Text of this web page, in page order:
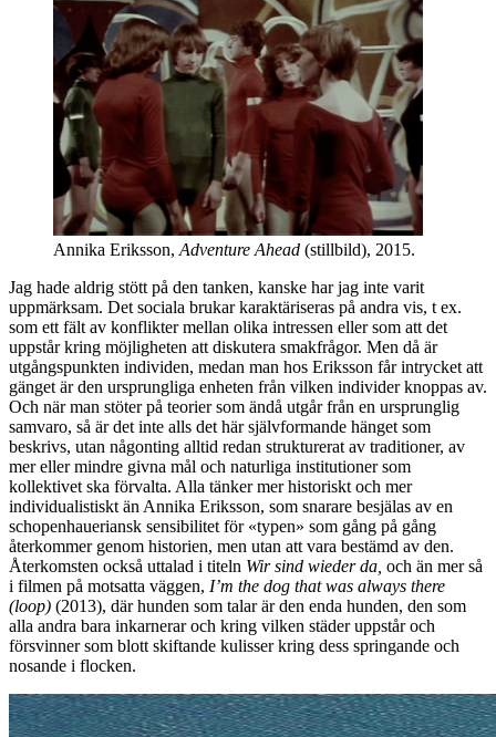
Annika Eriksson, Adventure Ahead (stillbild), 2015.
Jag hade aldrig stött på den tanken, kanske har jag inte varit
uppmärksam. Det sociala brukar karaktäriseras på andra vis, t ex.
som ett fält av konflikter mellan olika intressen eller som att det
uppstår kring möjligheten att diskutera smakfrågor. Men då är
utgångspunkten individen, medan man hos Eriksson får intrycket att
gänget är den ursprungliga enheten från vilken individer knoppas av.
Och när man stöter på teorier som ändå utgår från en ursprunglig
samvaro, så är det inte alls det här självformande hänget som
beskrivs, utan någonting alltid redan strukturerat av traditioner, av
mer eller mindre givna mål och naturliga institutioner som
kollektivet ska förvalta. Alla tänker mer historiskt och mer
individualistiskt än Annika Eriksson, som snarare besjälas av en
schopenhaueriansk sensibilitet för «typen» som gång på gång
återkommer genom historien, men utan att vara bestämd av den.
Återkomsten också uttalad i titeln Wir sind wieder da, och än mer så
i filmen på motsatta väggen, I’m the dog that was always there
(loop) (2013), där hunden som talar är den enda hunden, den som
alla andra bara inkarnerar och kring vilken städer uppstår och
försvinner som blott skiftande kulisser kring dess springande och
nosande i flocken.